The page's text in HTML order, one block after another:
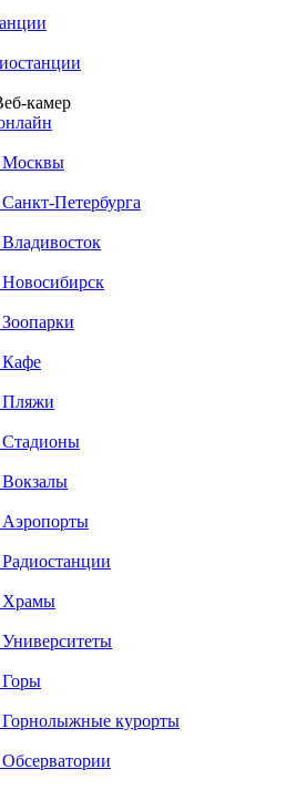
камер
Москвы
Петербурга
Пляжи
Храмы
курорты